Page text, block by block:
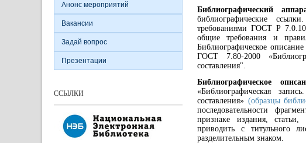
Библиографический
библиографические
требованиями ГОСТ Р
общие требования и
Библиографическое
ГОСТ 7.80-2000
составления".
Библиографическое
«Библиографическая
составления» (образцы
последовательности
признаке издания, статьи,
приводить с титульного
разделительным знаком.
Анонс мероприятий
Вакансии
Задай вопрос
Презентации
ССЫЛКИ